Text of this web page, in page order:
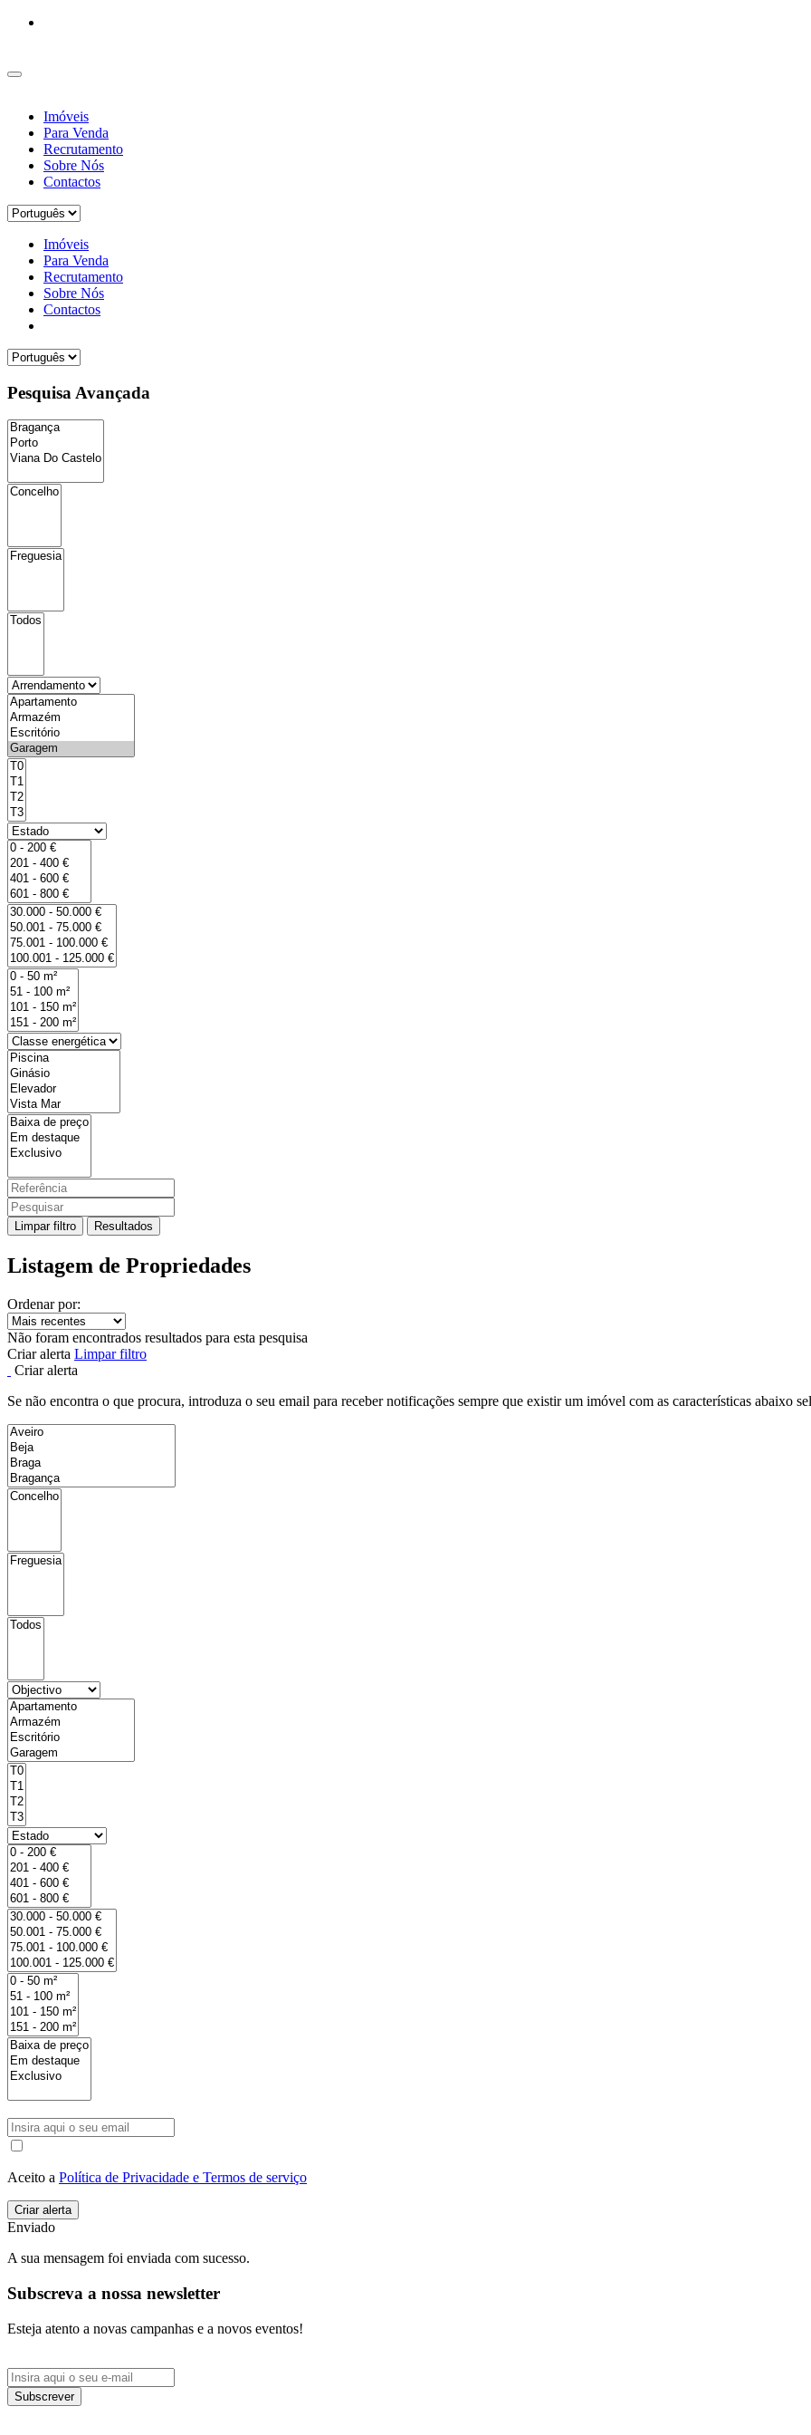
Imóveis
Para Venda
Recrutamento
Sobre Nós
Contactos
Imóveis
Para Venda
Recrutamento
Sobre Nós
Contactos
Pesquisa Avançada
Limpar filtro Resultados
Listagem de Propriedades
Ordenar por:
Não foram encontrados resultados para esta pesquisa
Criar alerta Limpar filtro
Criar alerta
Se não encontra o que procura, introduza o seu email para receber notificações sempre que existir um imóvel com as características abaixo
Aceito a Política de Privacidade e Termos de serviço
Enviado
A sua mensagem foi enviada com sucesso.
Subscreva a nossa newsletter
Esteja atento a novas campanhas e a novos eventos!